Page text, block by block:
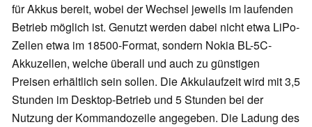
für Akkus bereit, wobei der Wechsel jeweils im laufenden
Betrieb möglich ist. Genutzt werden dabei nicht etwa LiPo-
Zellen etwa im 18500-Format, sondern Nokia BL-5C-
Akkuzellen, welche überall und auch zu günstigen
Preisen erhältlich sein sollen. Die Akkulaufzeit wird mit 3,5
Stunden im Desktop-Betrieb und 5 Stunden bei der
Nutzung der Kommandozeile angegeben. Die Ladung des